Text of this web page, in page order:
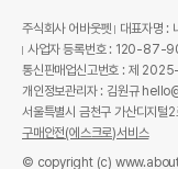
주식회사 어바웃펫
대표자명 :
사업자 등록번호 : 120-
통신판매업신고번호 : 제
개인정보관리자 : 김원규
서울특별시 금천구 가산디지
구매안전(에스크로)서비스
© copyright (c)